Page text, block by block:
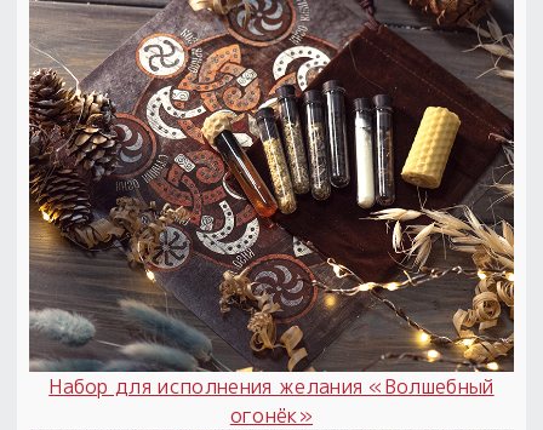
Набор для исполнения желания «Волшебный
огонёк»